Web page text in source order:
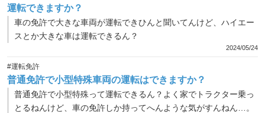
運転できますか？
車の免許で大きな車両が運転できひんと聞いてんけど、ハイエー
スとか大きな車は運転できるん？
2024/05/24
#運転免許
普通免許で小型特殊車両の運転はできますか？
普通免許で小型特殊って運転できるん？よく家でトラクター乗っ
とるねんけど、車の免許しか持ってへんような気がすんねん…。